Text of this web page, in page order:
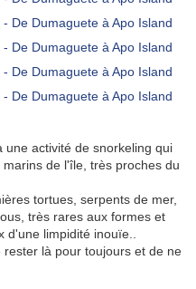
une activité de snorkeling qui
de l'île, très proches du
tortues, serpents de mer,
très rares aux formes et
limpidité inouïe..
là pour toujours et de ne